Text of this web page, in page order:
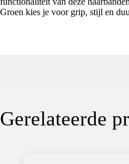
Groen kies je voor grip, stijl en
Gerelateerde